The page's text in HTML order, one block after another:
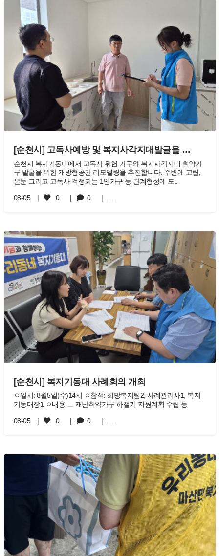
[순천시] 고독사예방 및 복지사각지대발굴을 …
순천시 복지기동대에서 고독사 위험 가구와 복지사각지대 취약가
구 발굴을 위한 개방형공간 리모델링을 추진합니다. 주변에 고립,
은둔 그리고 고독사 걱정되는 1인가구 등 관계형성에 도..
08-05 0 0
[순천시] 복지기동대 사례회의 개최
ㅇ일시: 8월5일(수)14시 ㅇ참석: 희망복지팀2, 사례관리사1, 복지
기동대장1 ㅇ내용 ㅡ 재난취약가구 하절기 지원계획 수립 등
08-05 0 0 …